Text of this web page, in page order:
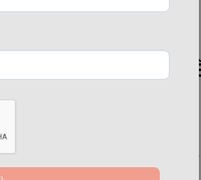
BÊ TÔNG
tông sau khi đổ có độ phẳng